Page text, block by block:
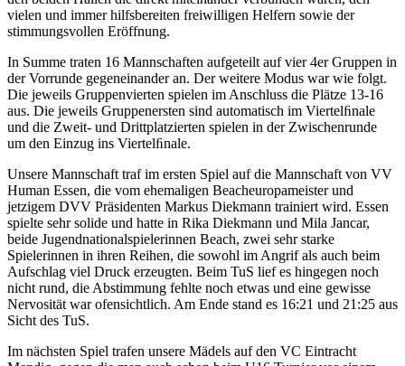
vielen und immer hilfsbereiten freiwilligen Helfern sowie der
stimmungsvollen Eröffnung.
In Summe traten 16 Mannschaften aufgeteilt auf vier 4er Gruppen in
der Vorrunde gegeneinander an. Der weitere Modus war wie folgt.
Die jeweils Gruppenvierten spielen im Anschluss die Plätze 13-16
aus. Die jeweils Gruppenersten sind automatisch im Viertelﬁnale
und die Zweit- und Drittplatzierten spielen in der Zwischenrunde
um den Einzug ins Viertelﬁnale.
Unsere Mannschaft traf im ersten Spiel auf die Mannschaft von VV
Human Essen, die vom ehemaligen Beacheuropameister und
jetzigem DVV Präsidenten Markus Diekmann trainiert wird. Essen
spielte sehr solide und hatte in Rika Diekmann und Mila Jancar,
beide Jugendnationalspielerinnen Beach, zwei sehr starke
Spielerinnen in ihren Reihen, die sowohl im Angrif als auch beim
Aufschlag viel Druck erzeugten. Beim TuS lief es hingegen noch
nicht rund, die Abstimmung fehlte noch etwas und eine gewisse
Nervosität war ofensichtlich. Am Ende stand es 16:21 und 21:25 aus
Sicht des TuS.
Im nächsten Spiel trafen unsere Mädels auf den VC Eintracht